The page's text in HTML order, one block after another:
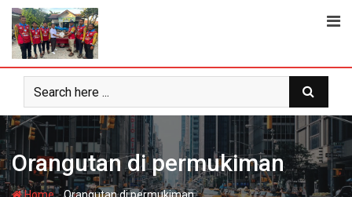
Skip
content
Orangutan di permukiman